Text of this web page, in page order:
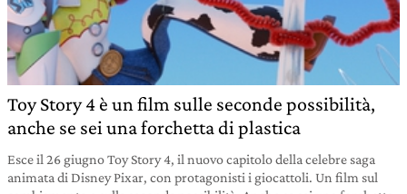
Toy Story 4 è un film sulle seconde possibilità,
anche se sei una forchetta di plastica
Esce il 26 giugno Toy Story 4, il nuovo capitolo della celebre saga
animata di Disney Pixar, con protagonisti i giocattoli. Un film sul